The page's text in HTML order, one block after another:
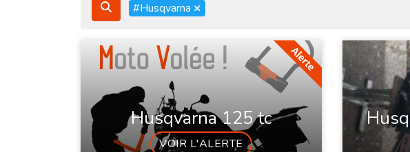
#Husqvarna ×
Husqvarna 125 tc
VOIR L'ALERTE